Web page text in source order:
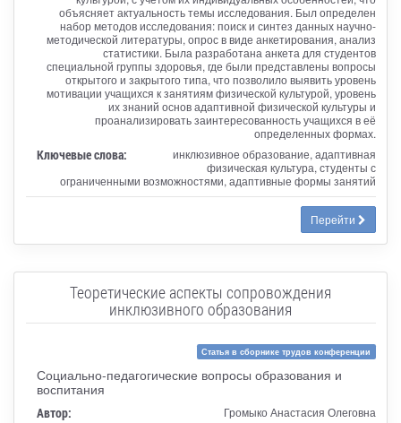
объясняет актуальность темы исследования. Был определен
набор методов исследования: поиск и синтез данных научно-
методической литературы, опрос в виде анкетирования, анализ
статистики. Была разработана анкета для студентов
специальной группы здоровья, где были представлены вопросы
открытого и закрытого типа, что позволило выявить уровень
мотивации учащихся к занятиям физической культурой, уровень
их знаний основ адаптивной физической культуры и
проанализировать заинтересованность учащихся в её
определенных формах.
Ключевые слова:
инклюзивное образование, адаптивная
физическая культура, студенты с
ограниченными возможностями, адаптивные формы занятий
Перейти
Теоретические аспекты сопровождения
инклюзивного образования
Статья в сборнике трудов конференции
Социально-педагогические вопросы образования и
воспитания
Автор: Громыко Анастасия Олеговна